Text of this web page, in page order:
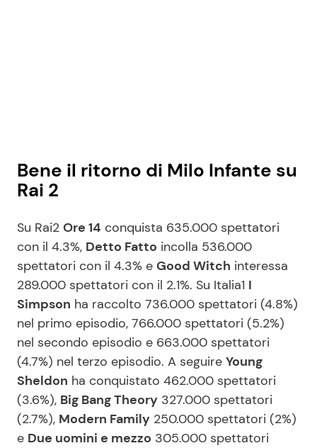
Bene il ritorno di Milo Infante su
Rai 2
Su Rai2 Ore 14 conquista 635.000 spettatori
con il 4.3%, Detto Fatto incolla 536.000
spettatori con il 4.3% e Good Witch interessa
289.000 spettatori con il 2.1%. Su Italia1 I
Simpson ha raccolto 736.000 spettatori (4.8%)
nel primo episodio, 766.000 spettatori (5.2%)
nel secondo episodio e 663.000 spettatori
(4.7%) nel terzo episodio. A seguire Young
Sheldon ha conquistato 462.000 spettatori
(3.6%), Big Bang Theory 327.000 spettatori
(2.7%), Modern Family 250.000 spettatori (2%)
e Due uomini e mezzo 305.000 spettatori